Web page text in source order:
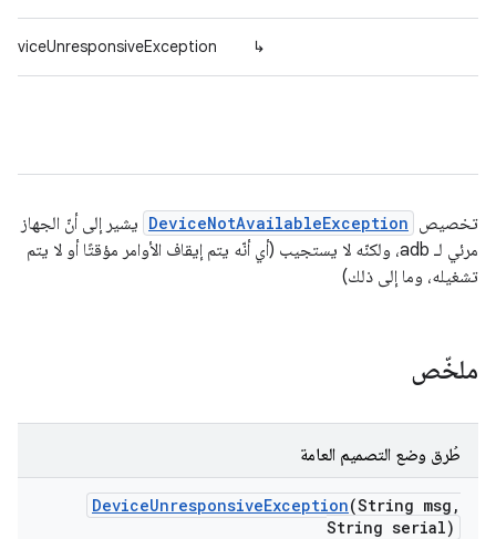
↳
تخصيص DeviceNotAvailableException يشير إلى أنّ الجهاز
مرئي لـ adb، ولكنّه لا يستجيب (أي أنّه يتم إيقاف الأوامر مؤقتًا أو لا يتم
تشغيله، وما إلى ذلك)
ملخّص
طُرق وضع التصميم العامة
DeviceUnresponsiveException(String msg ,
String serial)